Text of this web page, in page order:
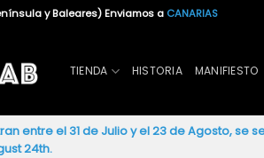
y Baleares) Enviamos a CANARIAS
TIENDA HISTORIA MANIFIESTO
entre el 31 de Julio y el 23 de Agosto,
24th.